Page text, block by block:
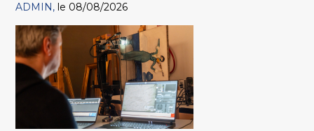
ADMIN le 08/08/2026